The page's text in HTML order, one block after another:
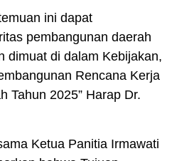
ini dapat
pembangunan daerah
dimuat di dalam Kebijakan,
Rencana Kerja
Tahun 2025” Harap Dr.
Ketua Panitia Irmawati